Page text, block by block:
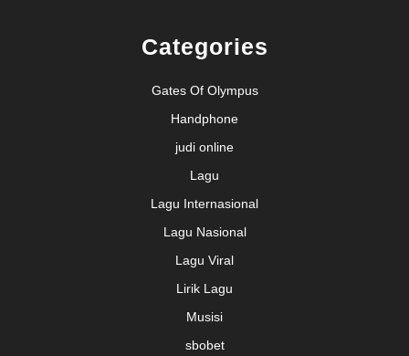
Categories
Gates Of Olympus
Handphone
judi online
Lagu
Lagu Internasional
Lagu Nasional
Lagu Viral
Lirik Lagu
Musisi
sbobet